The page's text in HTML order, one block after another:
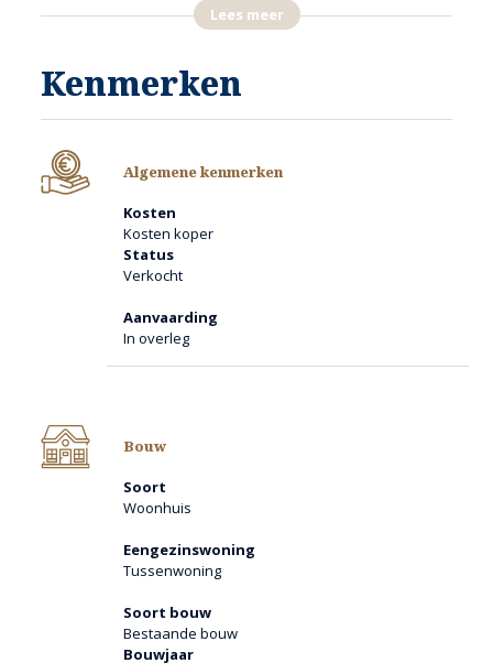
woning.
In de hal treft u de verzorgde toiletruimte (v.v. wandcloset en
KEUKEN
Vanuit de hal is de keuken (ca. 9 m²) toegankelijk.
Er is inbouwapparatuur aanwezig: 4 pits inductie kookplaat,
afzuigkap en koelkast.
Vanuit de keuken is de achtertuin toegankelijk.
WOONKAMER
De doorzon woonkamer (ca. 27 m²) is netjes van afwerking.
Op de vloer ligt een parket vloer.
1e VERDIEPING
SLAAPKAMERS
Er zijn 3 slaapkamers met de volgende oppervlaktes:
- Slaapkamer 2 (achterzijde); 8 m²
- Slaapkamer 3 (voorzijde); 12 m²
Op de vloer ligt een kunststof vloerbedekking.
De verzorgde badkamer (ca. 4 m²) is v.v. een douche, een
Lees meer
Kenmerken
Algemene kenmerken
Kosten
Kosten koper
Status
Verkocht
Aanvaarding
In overleg
Bouw
Soort
Woonhuis
Eengezinswoning
Tussenwoning
Soort bouw
Bestaande bouw
Bouwjaar